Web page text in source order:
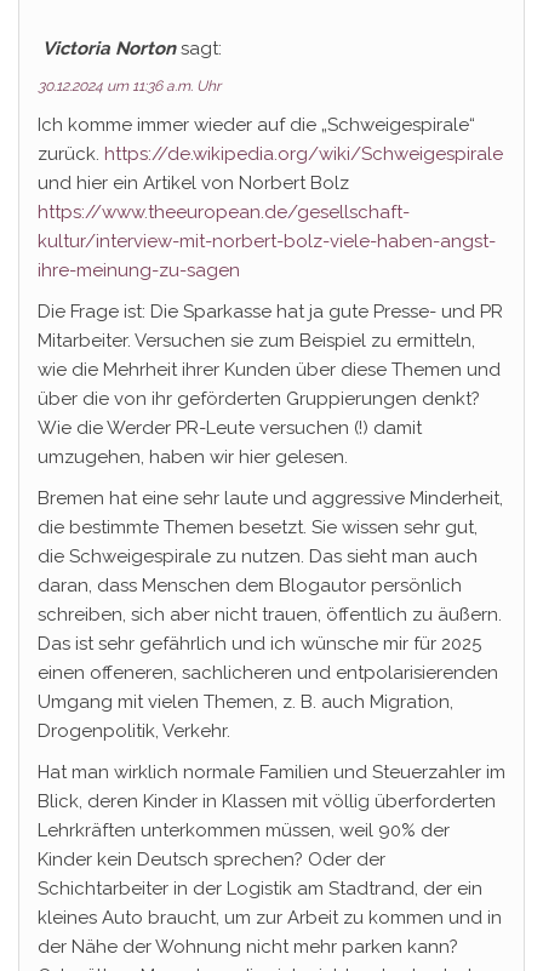
Victoria Norton sagt:
30.12.2024 um 11:36 a.m. Uhr
Ich komme immer wieder auf die „Schweigespirale“
zurück. https://de.wikipedia.org/wiki/Schweigespirale
und hier ein Artikel von Norbert Bolz
https://www.theeuropean.de/gesellschaft-
kultur/interview-mit-norbert-bolz-viele-haben-angst-
ihre-meinung-zu-sagen
Die Frage ist: Die Sparkasse hat ja gute Presse- und PR
Mitarbeiter. Versuchen sie zum Beispiel zu ermitteln,
wie die Mehrheit ihrer Kunden über diese Themen und
über die von ihr geförderten Gruppierungen denkt?
Wie die Werder PR-Leute versuchen (!) damit
umzugehen, haben wir hier gelesen.
Bremen hat eine sehr laute und aggressive Minderheit,
die bestimmte Themen besetzt. Sie wissen sehr gut,
die Schweigespirale zu nutzen. Das sieht man auch
daran, dass Menschen dem Blogautor persönlich
schreiben, sich aber nicht trauen, öffentlich zu äußern.
Das ist sehr gefährlich und ich wünsche mir für 2025
einen offeneren, sachlicheren und entpolarisierenden
Umgang mit vielen Themen, z. B. auch Migration,
Drogenpolitik, Verkehr.
Hat man wirklich normale Familien und Steuerzahler im
Blick, deren Kinder in Klassen mit völlig überforderten
Lehrkräften unterkommen müssen, weil 90% der
Kinder kein Deutsch sprechen? Oder der
Schichtarbeiter in der Logistik am Stadtrand, der ein
kleines Auto braucht, um zur Arbeit zu kommen und in
der Nähe der Wohnung nicht mehr parken kann?